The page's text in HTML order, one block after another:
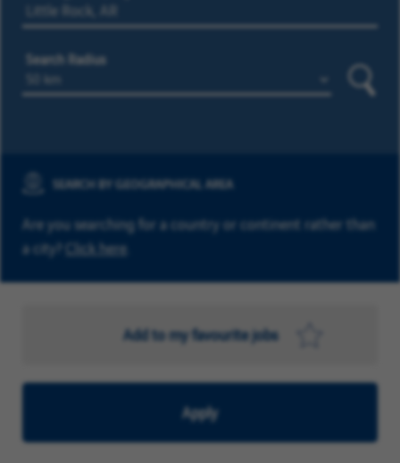
Search Radius
SEARCH BY GEOGRAPHICAL AREA
Are you searching for a country or continent rather than
a city? Click here
Add to my favourite jobs
Apply